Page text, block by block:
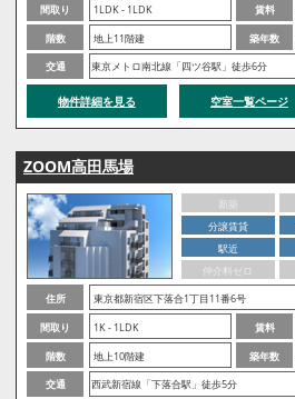
間取り
1LDK - 1LDK 賃料
階数
地上11階建 築年数
交通
東京メトロ南北線「四ツ谷駅」徒歩6分
物件詳細を見る 空室一覧ページ
ZOOM高田馬場
新築
分譲賃貸
駅近
仲介料ゼロ
住所
東京都新宿区下落合1丁目11番6号
間取り
1K - 1LDK 賃料
階数
地上10階建 築年数
交通
西武新宿線「下落合駅」徒歩5分